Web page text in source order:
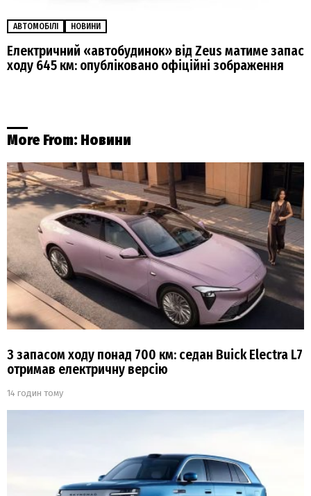
АВТОМОБІЛІ НОВИНИ
Електричний «автобудинок» від Zeus матиме запас
ходу 645 км: опубліковано офіційні зображення
More From: Новини
З запасом ходу понад 700 км: седан Buick Electra L7
отримав електричну версію
14 годин тому